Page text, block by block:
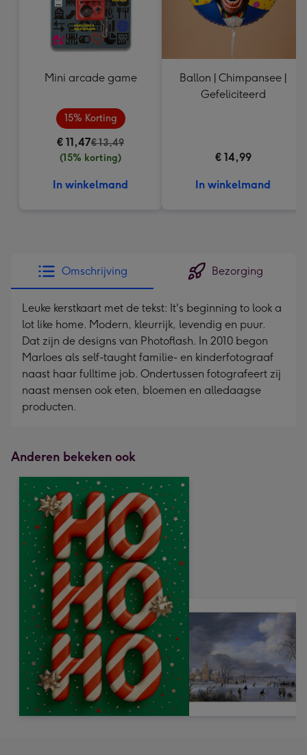
Mini arcade game
15% Korting
€ 11,47€ 13,49
(15% korting)
In winkelmand
Ballon | Chimpansee |
Gefeliciteerd
€ 14,99
In winkelmand
Omschrijving Bezorging
Leuke kerstkaart met de tekst: It's beginning to look a
lot like home. Modern, kleurrijk, levendig en puur.
Dat zijn de designs van Photoflash. In 2010 begon
Marloes als self-taught familie- en kinderfotograaf
naast haar fulltime job. Ondertussen fotografeert zij
naast mensen ook eten, bloemen en alledaagse
producten.
Anderen bekeken ook